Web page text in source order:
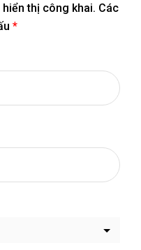
thị công khai. Các
*